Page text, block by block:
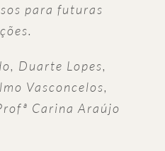
para futuras
Duarte Lopes,
Vasconcelos,
Carina Araújo